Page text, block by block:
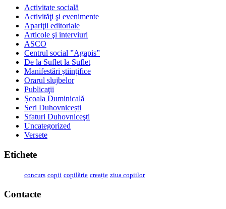
Activitate socială
Activităţi şi evenimente
Apariţii editoriale
Articole şi interviuri
ASCO
Centrul social ”Agapis”
De la Suflet la Suflet
Manifestări ştiinţifice
Orarul slujbelor
Publicaţii
Școala Duminicală
Seri Duhovnicești
Sfaturi Duhovniceşti
Uncategorized
Versete
Etichete
concurs copii copilărie creație ziua copiilor
Contacte